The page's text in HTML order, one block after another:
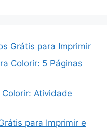
Grátis para Imprimir
Colorir: 5 Páginas
Atividade
para Imprimir e